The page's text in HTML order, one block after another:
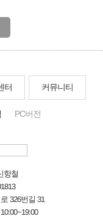
터 커뮤니티
PC버전
항철
326번길 31